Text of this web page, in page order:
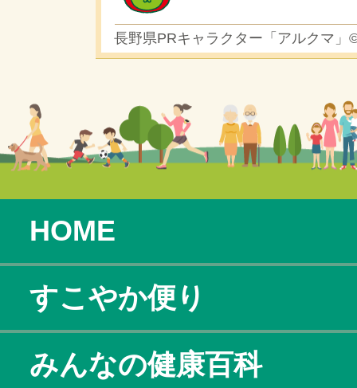
長野県PRキャラクター「アルクマ」
HOME
すこやか便り
みんなの健康百科